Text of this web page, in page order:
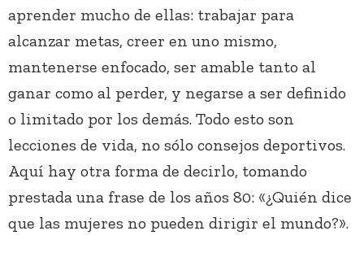
aprender mucho de ellas: trabajar para
alcanzar metas, creer en uno mismo,
mantenerse enfocado, ser amable tanto al
ganar como al perder, y negarse a ser definido
o limitado por los demás. Todo esto son
lecciones de vida, no sólo consejos deportivos.
Aquí hay otra forma de decirlo, tomando
prestada una frase de los años 80: «¿Quién dice
que las mujeres no pueden dirigir el mundo?».